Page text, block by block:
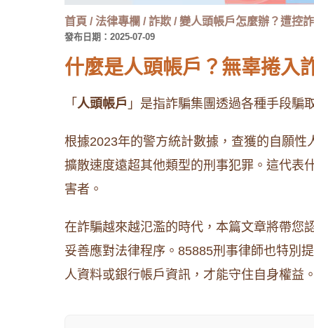
首頁 /法律專欄 /詐欺 /變人頭帳戶怎麼辦？遭控
發布日期：2025-07-09
什麼是人頭帳戶？無辜捲入
「 人頭帳戶 」是指詐騙集團透過各種手段騙
根據2023年的警方統計數據，查獲的自願性
擴散速度遠超其他類型的刑事犯罪。這代表
害者。
在詐騙越來越氾濫的時代，本篇文章將帶您
妥善應對法律程序。85885刑事律師也特別
人資料或銀行帳戶資訊，才能守住自身權益。